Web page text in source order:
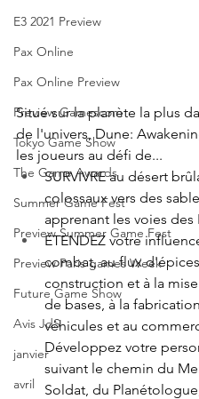
E3 2021 Preview
Pax Online
Pax Online Preview
Preview Gamescom
Tokyo Game Show
The Game Awards
Summer Game Fest
Preview Summer Game Fest
Preview Paris games Week
Future Game Show
Avis JdS
janvier
avril
Situé sur la planète la plus
de l'univers, Dune:
les joueurs au défi de...
SURVIVRE au désert
colossaux vers des
apprenant les voies des
ÉTENDEZ votre
combat, au flux
construction et à la
de bases, à la
véhicules et au
Développez votre
suivant le chemin du
Soldat, du